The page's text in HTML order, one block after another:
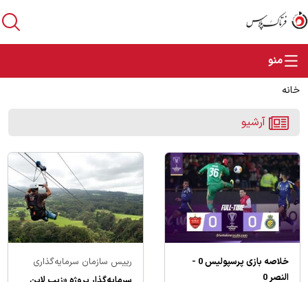
خانه
آرشیو
خلاصه بازی پرسپولیس 0 -
النصر 0
رییس سازمان سرمایه‌گذاری
شهرداری کرمانشاه: